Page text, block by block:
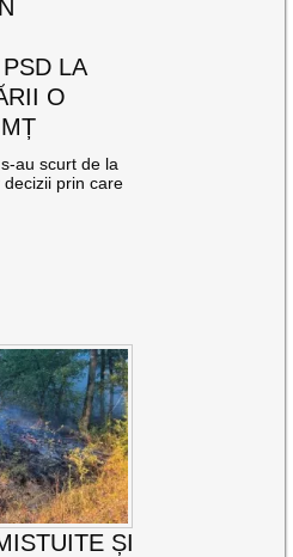
LA
O
au scurt de la
prin care
ȘI